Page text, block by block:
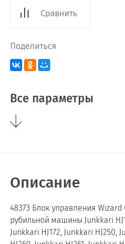
Сравнить
Поделиться
Все параметры
Описание
48373 Блок управления
рубильной машины Junkkari
Junkkari HJ172, Junkkari HJ250,